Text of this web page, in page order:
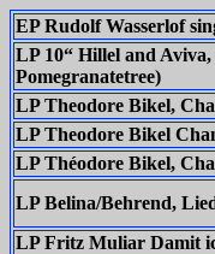
EP Rudolf Wasserlof
LP 10“ Hillel and Aviva,
Pomegranatetree)
LP Theodore Bikel,
LP Theodore Bikel
LP Théodore Bikel,
LP Belina/Behrend,
LP Fritz Muliar Damit